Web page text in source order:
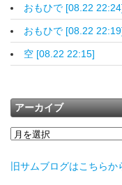
おもひで [08.22
おもひで [08.22
空 [08.22 22:15]
アーカイブ
旧サムブログはこちら